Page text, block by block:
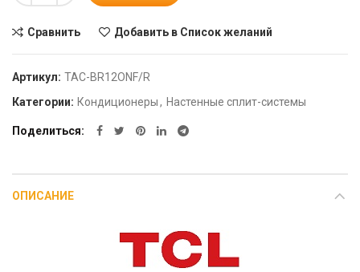
Сравнить Добавить в Список желаний
Артикул: TAC-BR12ONF/R
Категории: Кондиционеры, Настенные сплит-системы
Поделиться
ОПИСАНИЕ